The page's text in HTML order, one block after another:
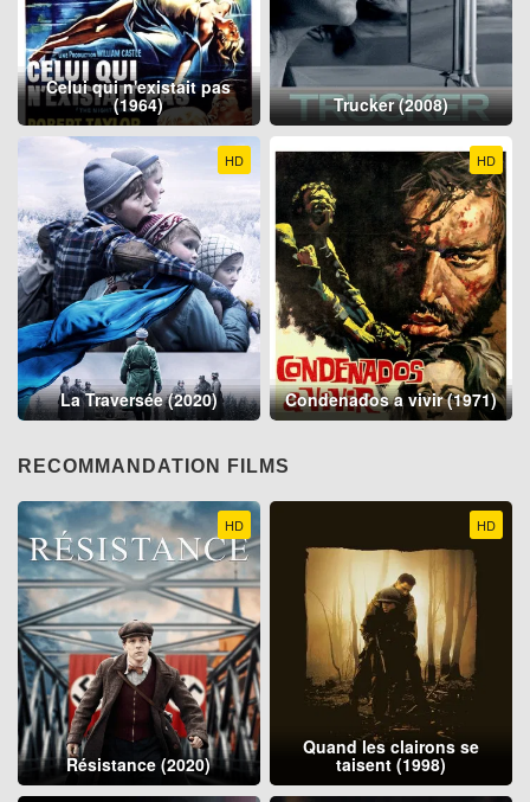
Celui qui n'existait pas
(1964) Trucker (2008)
HD
La Traversée (2020)
HD
Condenados a vivir (1971)
RECOMMANDATION FILMS
HD
Résistance (2020)
HD
Quand les clairons se
taisent (1998)